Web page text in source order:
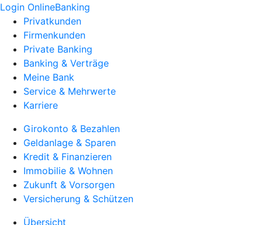
Login OnlineBanking
Privatkunden
Firmenkunden
Private Banking
Banking & Verträge
Meine Bank
Service & Mehrwerte
Karriere
Girokonto & Bezahlen
Geldanlage & Sparen
Kredit & Finanzieren
Immobilie & Wohnen
Zukunft & Vorsorgen
Versicherung & Schützen
Übersicht